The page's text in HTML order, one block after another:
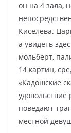
он на 4 зала,
Киселева.
а увидеть
мольберт,
14 картин,
«Кадошские
удовольствие
поведают
местной